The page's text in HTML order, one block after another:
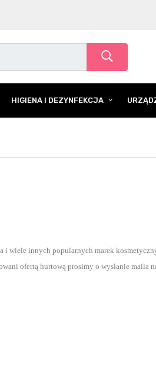
HIGIENA I DEZYNFEKCJA
i wiele innych popularnych marek
ofertą hurtową prosimy o wysłanie maila